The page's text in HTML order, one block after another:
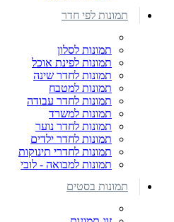
תמונות לפי חדר
תמונות לסלון
תמונות לפינת אוכל
תמונות לחדר שינה
תמונות למטבח
תמונות לחדר עבודה
תמונות למשרד
תמונות לחדר נוער
תמונות לחדר ילדים
תמונות לחדרי תינוקות
תמונות למבואה - לובי
תמונות בסטים